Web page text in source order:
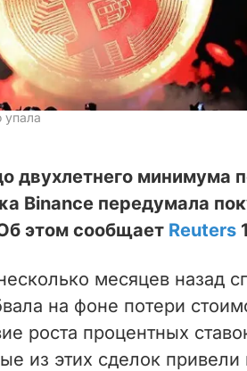
упала
двухлетнего минимума
Binance передумала
этом сообщает Reuters
месяцев назад
на фоне потери
роста процентных
из этих сделок привели